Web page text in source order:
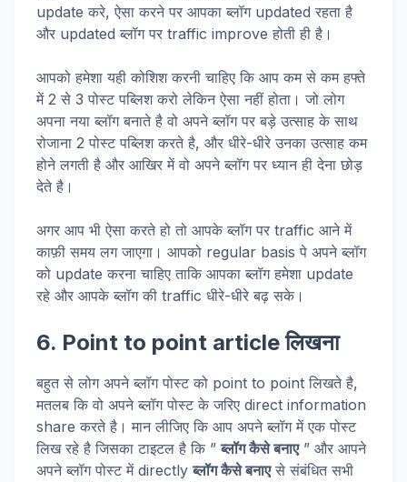
update करे, ऐसा करने पर आपका ब्लॉग updated रहता है
और updated ब्लॉग पर traffic improve होती ही है।
आपको हमेशा यही कोशिश करनी चाहिए कि आप कम से कम हफ्ते
में 2 से 3 पोस्ट पब्लिश करो लेकिन ऐसा नहीं होता। जो लोग
अपना नया ब्लॉग बनाते है वो अपने ब्लॉग पर बड़े उत्साह के साथ
रोजाना 2 पोस्ट पब्लिश करते है, और धीरे-धीरे उनका उत्साह कम
होने लगती है और आखिर में वो अपने ब्लॉग पर ध्यान ही देना छोड़
देते है।
अगर आप भी ऐसा करते हो तो आपके ब्लॉग पर traffic आने में
काफ़ी समय लग जाएगा। आपको regular basis पे अपने ब्लॉग
को update करना चाहिए ताकि आपका ब्लॉग हमेशा update
रहे और आपके ब्लॉग की traffic धीरे-धीरे बढ़ सके।
6. Point to point article लिखना
बहुत से लोग अपने ब्लॉग पोस्ट को point to point लिखते है,
मतलब कि वो अपने ब्लॉग पोस्ट के जरिए direct information
share करते है। मान लीजिए कि आप अपने ब्लॉग में एक पोस्ट
लिख रहे है जिसका टाइटल है कि ”ब्लॉग कैसे बनाए” और आपने
अपने ब्लॉग पोस्ट में directlyब्लॉग कैसे बनाएसे संबंधित सभी